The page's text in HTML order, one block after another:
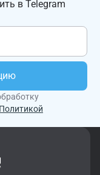
в Telegram
Политикой